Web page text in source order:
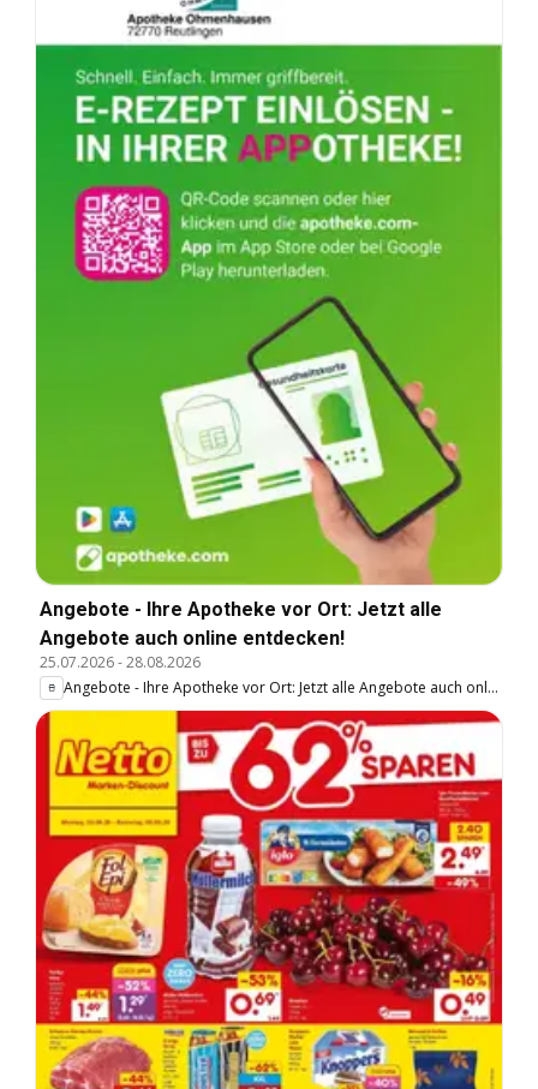
Angebote - Ihre Apotheke vor Ort: Jetzt alle
Angebote auch online entdecken!
25.07.2026-28.08.2026
Angebote - Ihre Apotheke vor Ort: Jetzt alle Angebote auch online entdecken!